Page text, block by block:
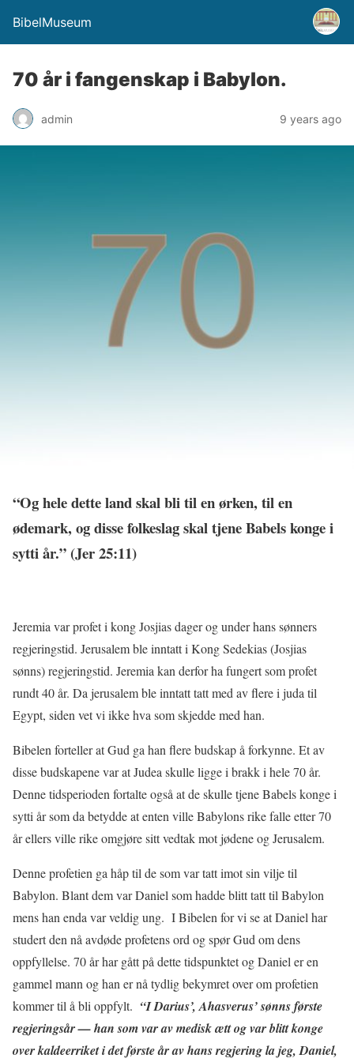
BibelMuseum
70 år i fangenskap i Babylon.
admin 9 years ago
“Og hele dette land skal bli til en ørken, til en
ødemark, og disse folkeslag skal tjene Babels konge i
sytti år.” (Jer 25:11)
Jeremia var profet i kong Josjias dager og under hans sønners
regjeringstid. Jerusalem ble inntatt i Kong Sedekias (Josjias
sønns) regjeringstid. Jeremia kan derfor ha fungert som profet
rundt 40 år. Da jerusalem ble inntatt tatt med av flere i juda til
Egypt, siden vet vi ikke hva som skjedde med han.
Bibelen forteller at Gud ga han flere budskap å forkynne. Et av
disse budskapene var at Judea skulle ligge i brakk i hele 70 år.
Denne tidsperioden fortalte også at de skulle tjene Babels konge i
sytti år som da betydde at enten ville Babylons rike falle etter 70
år ellers ville rike omgjøre sitt vedtak mot jødene og Jerusalem.
Denne profetien ga håp til de som var tatt imot sin vilje til
Babylon. Blant dem var Daniel som hadde blitt tatt til Babylon
mens han enda var veldig ung. I Bibelen for vi se at Daniel har
studert den nå avdøde profetens ord og spør Gud om dens
oppfyllelse. 70 år har gått på dette tidspunktet og Daniel er en
gammel mann og han er nå tydlig bekymret over om profetien
kommer til å bli oppfylt. “I Darius’, Ahasverus’ sønns første
regjeringsår — han som var av medisk ætt og var blitt konge
over kaldeerriket i det første år av hans regjering la jeg, Daniel,